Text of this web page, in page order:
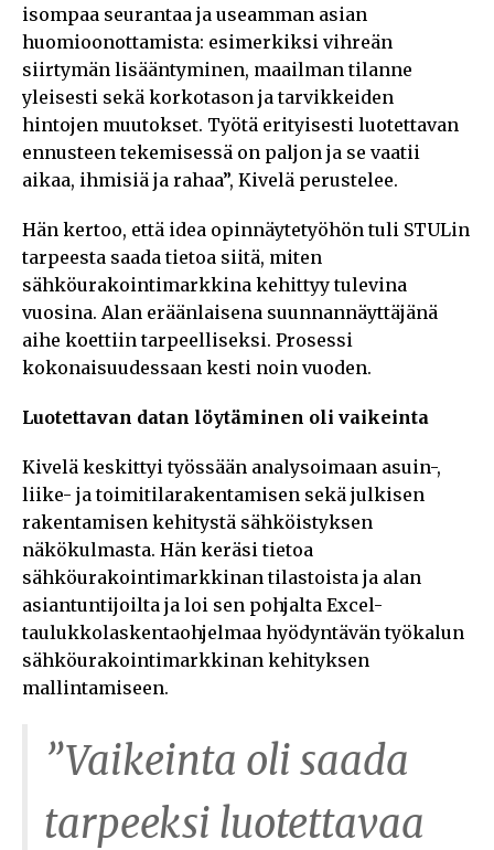
isompaa seurantaa ja useamman asian
huomioonottamista: esimerkiksi vihreän
siirtymän lisääntyminen, maailman tilanne
yleisesti sekä korkotason ja tarvikkeiden
hintojen muutokset. Työtä erityisesti luotettavan
ennusteen tekemisessä on paljon ja se vaatii
aikaa, ihmisiä ja rahaa”, Kivelä perustelee.
Hän kertoo, että idea opinnäytetyöhön tuli STULin
tarpeesta saada tietoa siitä, miten
sähköurakointimarkkina kehittyy tulevina
vuosina. Alan eräänlaisena suunnannäyttäjänä
aihe koettiin tarpeelliseksi. Prosessi
kokonaisuudessaan kesti noin vuoden.
Luotettavan datan löytäminen oli vaikeinta
Kivelä keskittyi työssään analysoimaan asuin-,
liike- ja toimitilarakentamisen sekä julkisen
rakentamisen kehitystä sähköistyksen
näkökulmasta. Hän keräsi tietoa
sähköurakointimarkkinan tilastoista ja alan
asiantuntijoilta ja loi sen pohjalta Excel-
taulukkolaskentaohjelmaa hyödyntävän työkalun
sähköurakointimarkkinan kehityksen
mallintamiseen.
”Vaikeinta oli saada
tarpeeksi luotettavaa